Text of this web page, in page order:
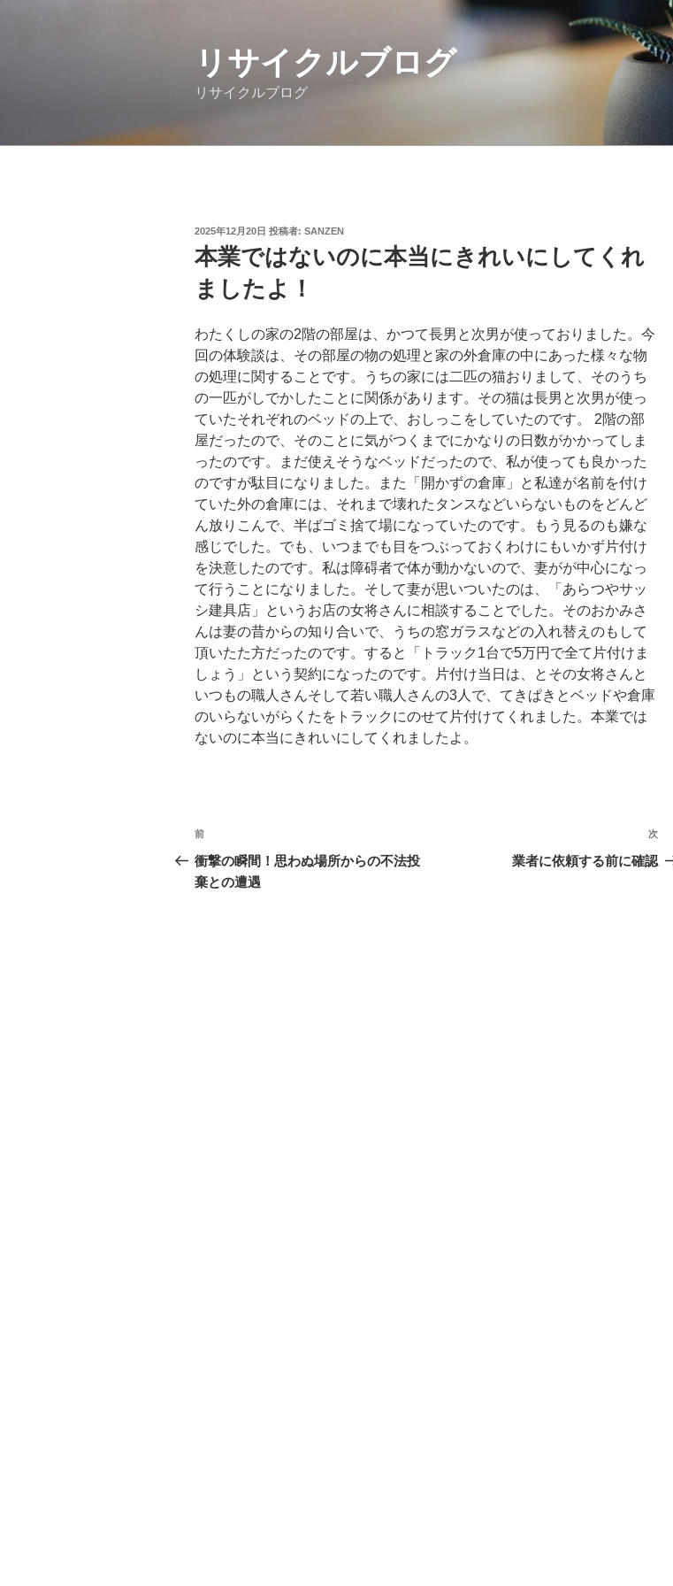
リサイクルブログ
リサイクルブログ
投
日:
2025年12月20日 投稿者: SANZEN
本業ではないのに本当にきれいにしてくれ
ましたよ！
わたくしの家の2階の部屋は、かつて長男と次男が使っておりました。今
回の体験談は、その部屋の物の処理と家の外倉庫の中にあった様々な物
の処理に関することです。うちの家には二匹の猫おりまして、そのうち
の一匹がしでかしたことに関係があります。その猫は長男と次男が使っ
ていたそれぞれのベッドの上で、おしっこをしていたのです。 2階の部
屋だったので、そのことに気がつくまでにかなりの日数がかかってしま
ったのです。まだ使えそうなベッドだったので、私が使っても良かった
のですが駄目になりました。また「開かずの倉庫」と私達が名前を付け
ていた外の倉庫には、それまで壊れたタンスなどいらないものをどんど
ん放りこんで、半ばゴミ捨て場になっていたのです。もう見るのも嫌な
感じでした。でも、いつまでも目をつぶっておくわけにもいかず片付け
を決意したのです。私は障碍者で体が動かないので、妻がが中心になっ
て行うことになりました。そして妻が思いついたのは、「あらつやサッ
シ建具店」というお店の女将さんに相談することでした。そのおかみさ
んは妻の昔からの知り合いで、うちの窓ガラスなどの入れ替えのもして
頂いたた方だったのです。すると「トラック1台で5万円で全て片付けま
しょう」という契約になったのです。片付け当日は、とその女将さんと
いつもの職人さんそして若い職人さんの3人で、てきぱきとベッドや倉庫
のいらないがらくたをトラックにのせて片付けてくれました。本業では
ないのに本当にきれいにしてくれましたよ。
投
稿
ナ
過
去
の
前
衝撃の瞬間！思わぬ場所からの不法投
棄との遭遇
次
の
次
業者に依頼する前に確認